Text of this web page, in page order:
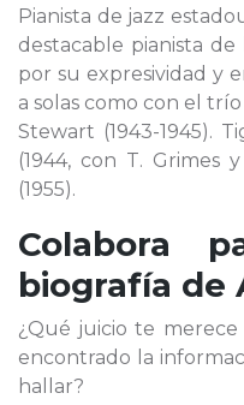
Pianista de jazz
destacable pianista
por su expresividad y
a solas como con el
Stewart (1943-1945).
(1944, con T. Grimes
(1955).
Colabora
biografía de
¿Qué juicio te merece
encontrado la
hallar?